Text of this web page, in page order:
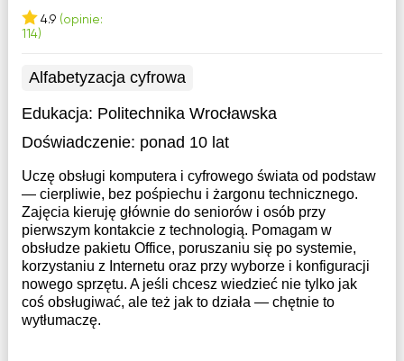
4.9 (opinie:
114)
Alfabetyzacja cyfrowa
Edukacja: Politechnika Wrocławska
Doświadczenie: ponad 10 lat
Uczę obsługi komputera i cyfrowego świata od podstaw
— cierpliwie, bez pośpiechu i żargonu technicznego.
Zajęcia kieruję głównie do seniorów i osób przy
pierwszym kontakcie z technologią. Pomagam w
obsłudze pakietu Office, poruszaniu się po systemie,
korzystaniu z Internetu oraz przy wyborze i konfiguracji
nowego sprzętu. A jeśli chcesz wiedzieć nie tylko jak
coś obsługiwać, ale też jak to działa — chętnie to
wytłumaczę.